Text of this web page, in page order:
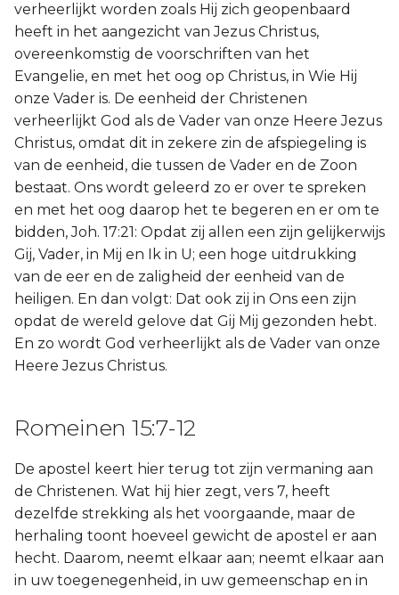
verheerlijkt worden zoals Hij zich geopenbaard
heeft in het aangezicht van Jezus Christus,
overeenkomstig de voorschriften van het
Evangelie, en met het oog op Christus, in Wie Hij
onze Vader is. De eenheid der Christenen
verheerlijkt God als de Vader van onze Heere Jezus
Christus, omdat dit in zekere zin de afspiegeling is
van de eenheid, die tussen de Vader en de Zoon
bestaat. Ons wordt geleerd zo er over te spreken
en met het oog daarop het te begeren en er om te
bidden, Joh. 17:21: Opdat zij allen een zijn gelijkerwijs
Gij, Vader, in Mij en Ik in U; een hoge uitdrukking
van de eer en de zaligheid der eenheid van de
heiligen. En dan volgt: Dat ook zij in Ons een zijn
opdat de wereld gelove dat Gij Mij gezonden hebt.
En zo wordt God verheerlijkt als de Vader van onze
Heere Jezus Christus.
Romeinen 15:7-12
De apostel keert hier terug tot zijn vermaning aan
de Christenen. Wat hij hier zegt, vers 7, heeft
dezelfde strekking als het voorgaande, maar de
herhaling toont hoeveel gewicht de apostel er aan
hecht. Daarom, neemt elkaar aan; neemt elkaar aan
in uw toegenegenheid, in uw gemeenschap en in